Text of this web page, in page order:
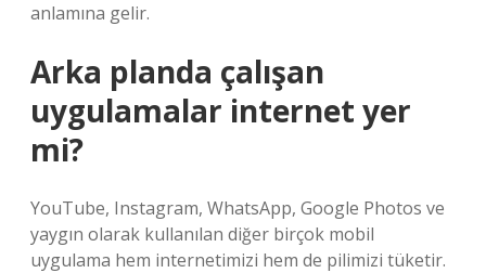
anlamına gelir.
Arka planda çalışan
uygulamalar internet yer
mi?
YouTube, Instagram, WhatsApp, Google Photos ve
yaygın olarak kullanılan diğer birçok mobil
uygulama hem internetimizi hem de pilimizi tüketir.